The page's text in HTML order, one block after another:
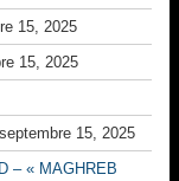
15, 2025
15, 2025
septembre 15, 2025
– « MAGHREB